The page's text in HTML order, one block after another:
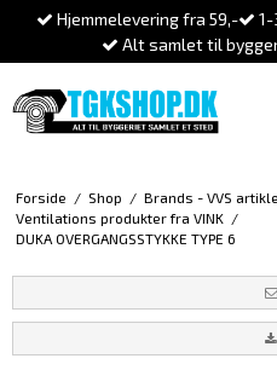
Hjemmelevering fra 59,-
Alt samlet til
Forside / Shop / Brands - VVS
Ventilations produkter fra VINK /
DUKA OVERGANGSSTYKKE TYPE 6